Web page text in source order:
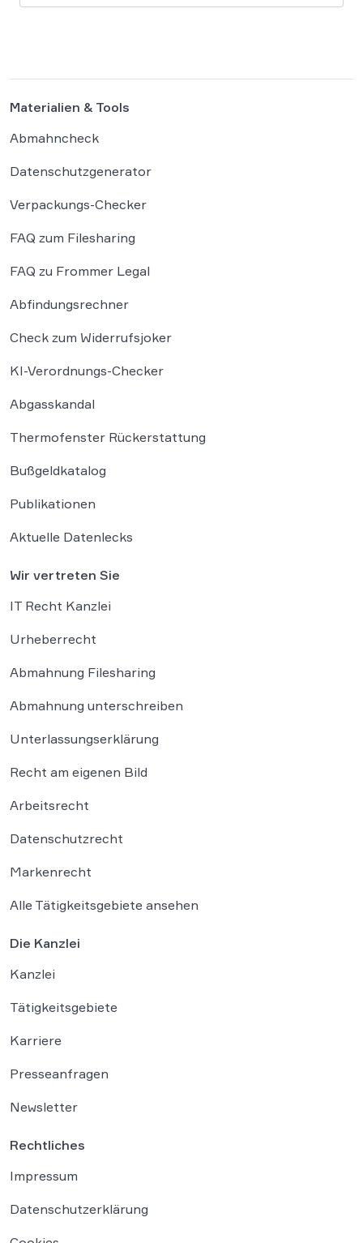
Unternehmensgründungen sollen künftig
Materialien & Tools
Abmahncheck
Datenschutzgenerator
Verpackungs-Checker
FAQ zum Filesharing
FAQ zu Frommer Legal
Abfindungsrechner
Check zum Widerrufsjoker
KI-Verordnungs-Checker
Abgasskandal
Thermofenster Rückerstattung
Bußgeldkatalog
Publikationen
Aktuelle Datenlecks
Wir vertreten Sie
IT Recht Kanzlei
Urheberrecht
Abmahnung Filesharing
Abmahnung unterschreiben
Unterlassungserklärung
Recht am eigenen Bild
Arbeitsrecht
Datenschutzrecht
Markenrecht
Alle Tätigkeitsgebiete ansehen
Die Kanzlei
Kanzlei
Tätigkeitsgebiete
Karriere
Presseanfragen
Newsletter
Rechtliches
Impressum
Datenschutzerklärung